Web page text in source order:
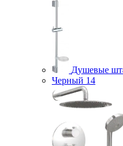
Душевые
Черный 14